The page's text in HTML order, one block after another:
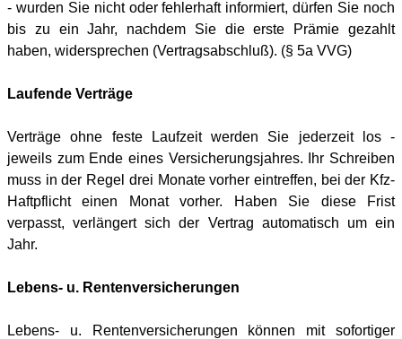
- wurden Sie nicht oder fehlerhaft informiert, dürfen Sie noch
bis zu ein Jahr, nachdem Sie die erste Prämie gezahlt
haben, widersprechen (Vertragsabschluß). (§ 5a VVG)
Laufende Verträge
Verträge ohne feste Laufzeit werden Sie jederzeit los -
jeweils zum Ende eines Versicherungsjahres. Ihr Schreiben
muss in der Regel drei Monate vorher eintreffen, bei der Kfz-
Haftpflicht einen Monat vorher. Haben Sie diese Frist
verpasst, verlängert sich der Vertrag automatisch um ein
Jahr.
Lebens- u. Rentenversicherungen
Lebens- u. Rentenversicherungen können mit sofortiger